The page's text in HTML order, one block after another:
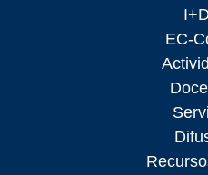
EC-